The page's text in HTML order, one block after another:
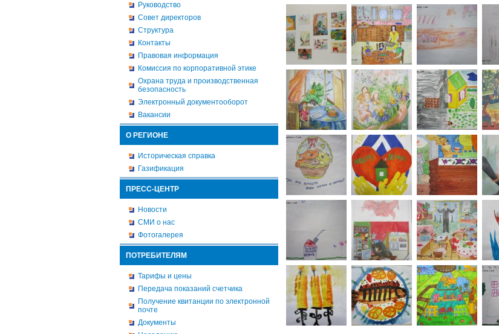
Руководство
Совет директоров
Структура
Контакты
Правовая информация
Комиссия по корпоративной этике
Охрана труда и производственная
безопасность
Электронный документооборот
Вакансии
О РЕГИОНЕ
Историческая справка
Газификация
ПРЕСС-ЦЕНТР
Новости
СМИ о нас
Фотогалерея
ПОТРЕБИТЕЛЯМ
Тарифы и цены
Передача показаний счетчика
Получение квитанции по электронной
почте
Документы